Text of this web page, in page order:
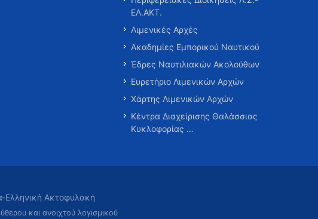
ΕΛ.ΑΚΤ.
Λιμενικές Αρχές
Ακαδημίες Εμπορικού Ναυτικού
Έδρες Ναυτιλιακών Ακολούθων
Ευρετήριο Λιμενικών Αρχών
Χάρτης Λιμενικών Αρχών
Κέντρα Διαχείρισης Θαλάσσιας
Κυκλοφορίας …
Ακτοφυλακή
και ανοιχτού λογισμικού